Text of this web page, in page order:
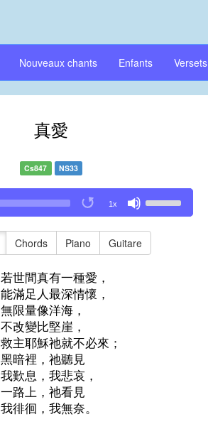
Nouveaux chants Enfants Versets
真愛
Cs847 NS33
1x
Up/Down
to
Chords Piano Guitare
若世間真有一種愛，
能滿足人最深情懷，
無限量像洋海，
不改變比堅崖，
救主耶穌祂就不必來；
黑暗裡，祂聽見
我歎息，我悲哀，
一路上，祂看見
我徘徊，我無奈。